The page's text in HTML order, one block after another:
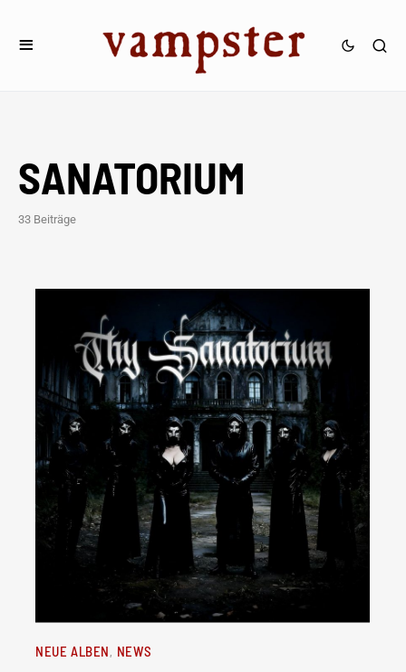
SANATORIUM
33 Beiträge
NEUE ALBEN NEWS